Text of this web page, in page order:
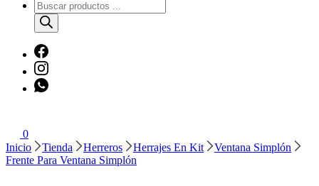
Búsqueda
de
productos
0
Inicio
Tienda Herreros Herrajes En Kit
Ventana Simplón
Frente Para Ventana Simplón